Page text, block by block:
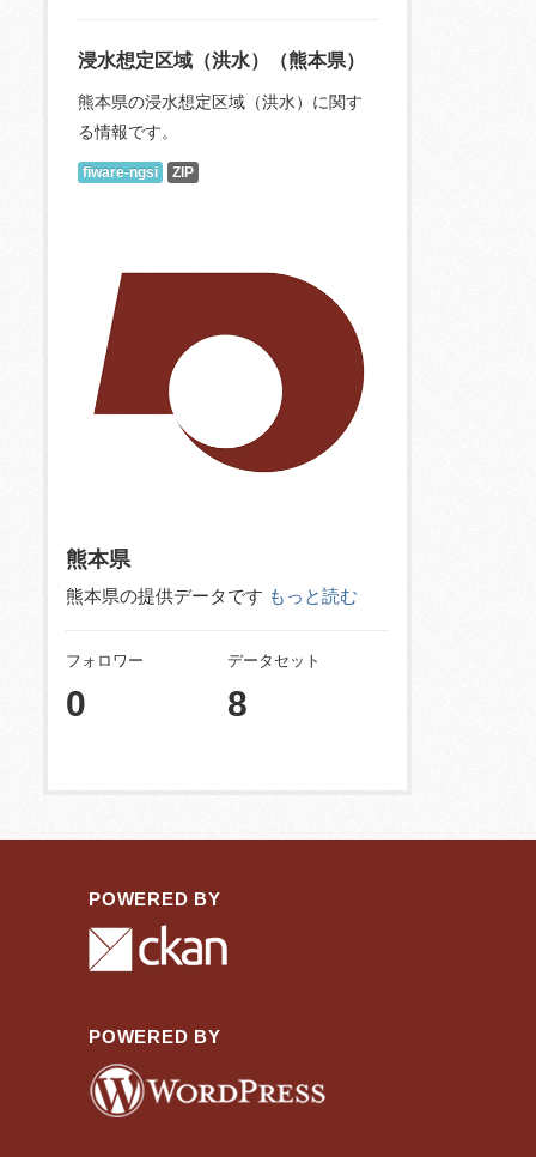
浸水想定区域（洪水）（熊本県）
熊本県の浸水想定区域（洪水）に関す
る情報です。
fiware-ngsi ZIP
熊本県
熊本県の提供データです もっと読む
フォロワー
0
データセット
8
POWERED BY
POWERED BY